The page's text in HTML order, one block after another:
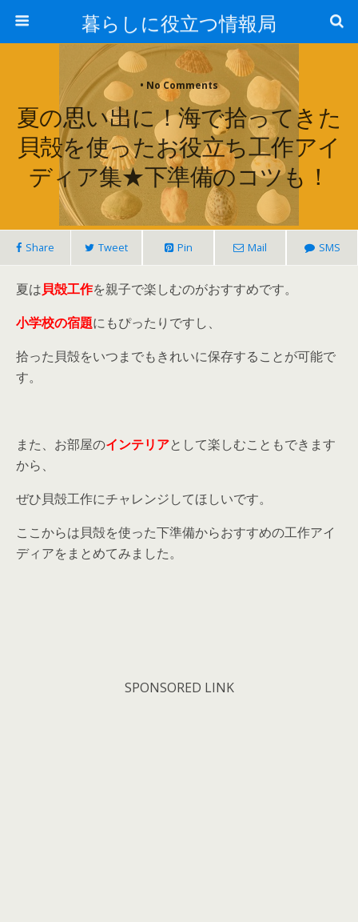
暮らしに役立つ情報局
• No Comments
夏の思い出に！海で拾ってきた
貝殻を使ったお役立ち工作アイ
ディア集★下準備のコツも！
Share Tweet Pin Mail SMS
夏は貝殻工作を親子で楽しむのがおすすめです。
小学校の宿題にもぴったりですし、
拾った貝殻をいつまでもきれいに保存することが可能で
す。
また、お部屋のインテリアとして楽しむこともできます
から、
ぜひ貝殻工作にチャレンジしてほしいです。
ここからは貝殻を使った下準備からおすすめの工作アイ
ディアをまとめてみました。
SPONSORED LINK